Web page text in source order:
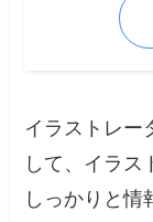
イラストレー
して、イラス
しっかりと情